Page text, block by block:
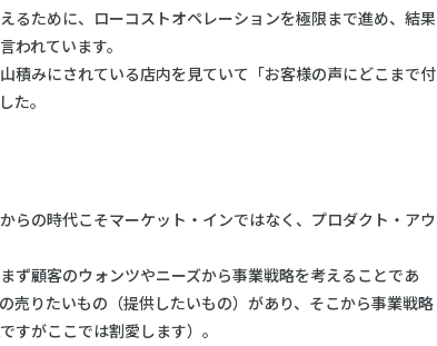
るために、ローコストオペレーションを極限まで進め、結果
われています。
積みにされている店内を見ていて「お客様の声にどこまで付
た。
らの時代こそマーケット・インではなく、プロダクト・アウ
ず顧客のウォンツやニーズから事業戦略を考えることであ
売りたいもの（提供したいもの）があり、そこから事業戦略
すがここでは割愛します）。